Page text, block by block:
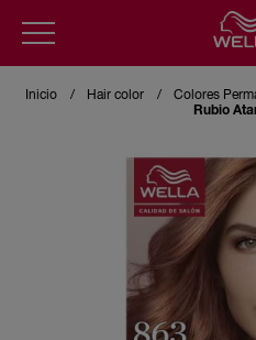
Inicio Hair color Colores
Rubio